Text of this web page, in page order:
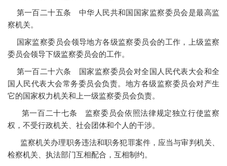
第一百二十五条 中华人民共和国国家监察委员会是最高监
察机关。
国家监察委员会领导地方各级监察委员会的工作，上级监察
委员会领导下级监察委员会的工作。
第一百二十六条 国家监察委员会对全国人民代表大会和全
国人民代表大会常务委员会负责。地方各级监察委员会对产生
它的国家权力机关和上一级监察委员会负责。
第一百二十七条 监察委员会依照法律规定独立行使监察
权，不受行政机关、社会团体和个人的干涉。
监察机关办理职务违法和职务犯罪案件，应当与审判机关、
检察机关、执法部门互相配合，互相制约。